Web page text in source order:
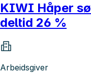
KIWI Håper
deltid 26 %
Arbeidsgiver